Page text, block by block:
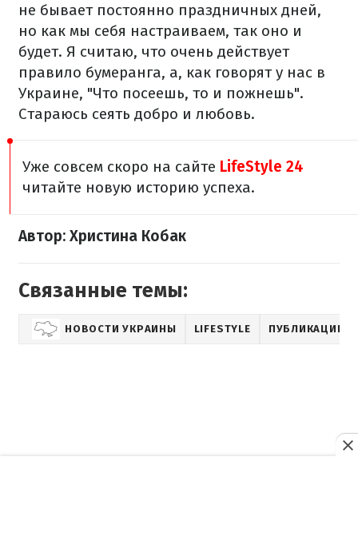
не бывает постоянно праздничных дней,
но как мы себя настраиваем, так оно и
будет. Я считаю, что очень действует
правило бумеранга, а, как говорят у нас в
Украине, "Что посеешь, то и пожнешь".
Стараюсь сеять добро и любовь.
Уже совсем скоро на сайте LifeStyle 24
читайте новую историю успеха.
Автор: Христина Кобак
Связанные темы:
НОВОСТИ УКРАИНЫ LIFESTYLE ПУБЛИКАЦИИ